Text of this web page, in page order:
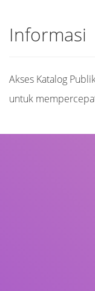
Informasi
Akses Katalog
untuk